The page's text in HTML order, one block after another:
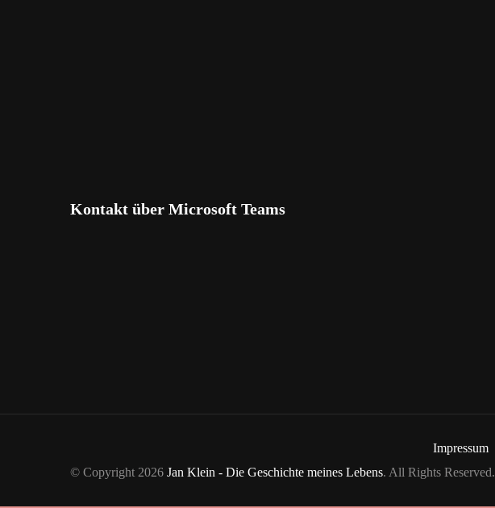
Kontakt über Microsoft Teams
Impressum
© Copyright 2026 Jan Klein - Die Geschichte meines Lebens. All Rights Reserved.